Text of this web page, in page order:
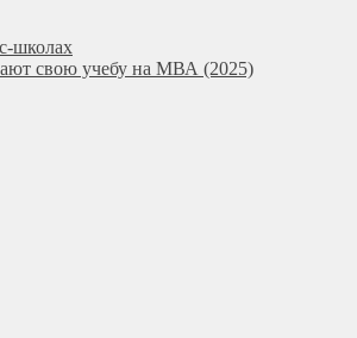
школах
свою учебу на МВА (2025)